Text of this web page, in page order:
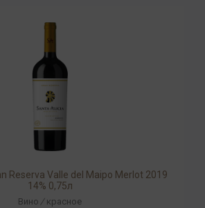
Reserva Valle del Maipo Merlot 2019
14% 0,75л
Вино / красное